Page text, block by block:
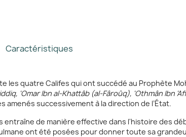
Caractéristiques
les quatre Califes qui ont succédé au Prophète
'Omar Ibn al-Khattâb (al-Fâroûq), 'Othmân Ibn
amenés successivement à la direction de l’État.
entraîne de manière effective dans l'histoire des
ont été posées pour donner toute sa